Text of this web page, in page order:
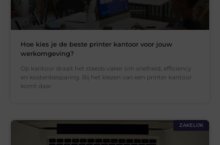
Hoe kies je de beste printer kantoor voor jouw
werkomgeving?
Op kantoor draait het steeds vaker om snelheid, efficiency
en kostenbesparing. Bij het kiezen van een printer kantoor
komt daar
ZAKELIJK